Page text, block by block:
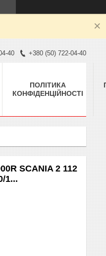
40 +380 (50) 722-04-40
ПОЛІТИКА
КОНФІДЕНЦІЙНОСТІ
SCANIA 2 112
1...